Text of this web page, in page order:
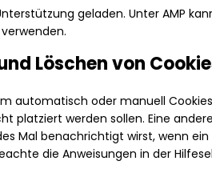
geladen. Unter AMP
Löschen von
automatisch oder manuell
platziert werden sollen. Eine
Mal benachrichtigt wirst, wenn ein
die Anweisungen in der